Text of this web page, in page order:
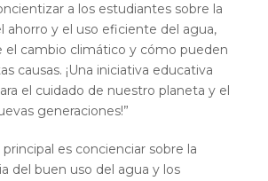
a los estudiantes sobre la
ahorro y el uso eficiente del agua,
el cambio climático y cómo pueden
causas. ¡Una iniciativa educativa
el cuidado de nuestro planeta y el
generaciones!”
es concienciar sobre la
del buen uso del agua y los